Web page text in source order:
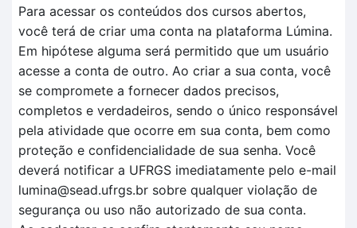
Para acessar os conteúdos dos cursos abertos,
você terá de criar uma conta na plataforma Lúmina.
Em hipótese alguma será permitido que um usuário
acesse a conta de outro. Ao criar a sua conta, você
se compromete a fornecer dados precisos,
completos e verdadeiros, sendo o único responsável
pela atividade que ocorre em sua conta, bem como
proteção e confidencialidade de sua senha. Você
deverá notificar a UFRGS imediatamente pelo e-mail
lumina@sead.ufrgs.br sobre qualquer violação de
segurança ou uso não autorizado de sua conta.